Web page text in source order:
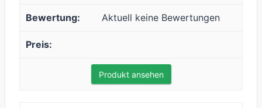
Aktuell keine Bewertungen
Produkt ansehen